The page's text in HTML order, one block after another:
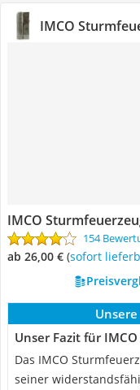
IMCO
IMCO
154
ab 26,00 € ( Sofort
Unser Fazit für
Das IMCO
seiner